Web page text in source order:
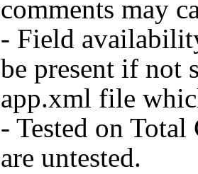
comments may
- Field
be present if not
app.xml file
- Tested on
are untested.